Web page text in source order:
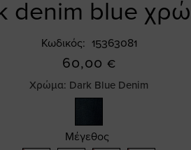
denim blue
Κωδικός 15363081
60,00 €
Χρώμα: Dark Blue Denim
Μέγεθος